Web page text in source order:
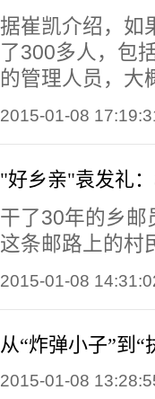
据崔凯介绍，如
了300多人，包
的管理人员，大
2015-01-08
"好乡亲"袁发礼
干了30年的乡邮
这条邮路上的村
2015-01-08
从“炸弹小子”到“
2015-01-08